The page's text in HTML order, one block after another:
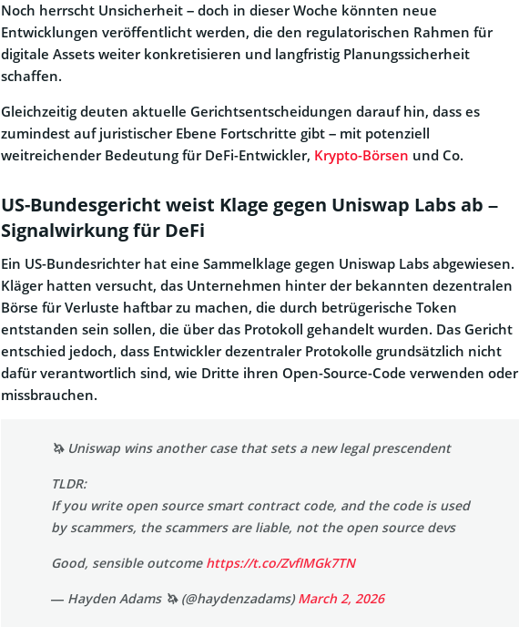
Noch herrscht Unsicherheit – doch in dieser Woche könnten neue
Entwicklungen veröffentlicht werden, die den regulatorischen Rahmen für
digitale Assets weiter konkretisieren und langfristig Planungssicherheit
schaffen.
Gleichzeitig deuten aktuelle Gerichtsentscheidungen darauf hin, dass es
zumindest auf juristischer Ebene Fortschritte gibt – mit potenziell
weitreichender Bedeutung für DeFi-Entwickler, Krypto-Börsen und Co.
US-Bundesgericht weist Klage gegen Uniswap Labs ab –
Signalwirkung für DeFi
Ein US-Bundesrichter hat eine Sammelklage gegen Uniswap Labs abgewiesen.
Kläger hatten versucht, das Unternehmen hinter der bekannten dezentralen
Börse für Verluste haftbar zu machen, die durch betrügerische Token
entstanden sein sollen, die über das Protokoll gehandelt wurden. Das Gericht
entschied jedoch, dass Entwickler dezentraler Protokolle grundsätzlich nicht
dafür verantwortlich sind, wie Dritte ihren Open-Source-Code verwenden oder
missbrauchen.
🦄 Uniswap wins another case that sets a new legal prescendent
TLDR:
If you write open source smart contract code, and the code is used
by scammers, the scammers are liable, not the open source devs
Good, sensible outcome https://t.co/ZvfIMGk7TN
— Hayden Adams 🦄 (@haydenzadams)March 2, 2026